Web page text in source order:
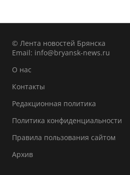
© Лента новостей Брянска
Email: info@bryansk-news.ru
О нас
Контакты
Редакционная политика
Политика конфиденциальности
Правила пользования сайтом
Архив